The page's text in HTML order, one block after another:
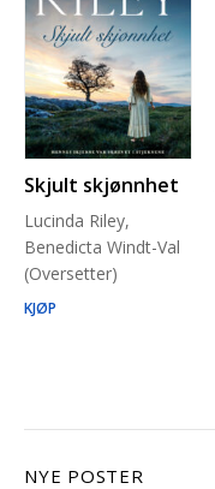
Skjult skjønnhet
Lucinda Riley,
Benedicta Windt-Val
(Oversetter)
KJØP
NYE POSTER